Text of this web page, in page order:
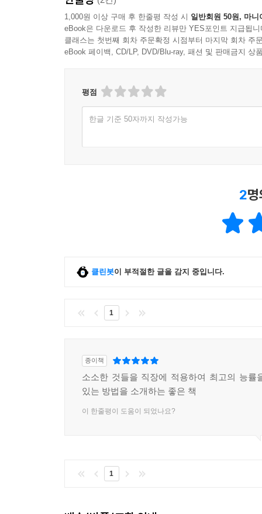
1,000원 이상 구매 후 한줄평 작성 시 일반회원 50원, 마니
eBook은 다운로드 후 작성한 리뷰만 YES포인트 지급됩니
클래스는 첫번째 회차 주문확정 시점부터 마지막 회차 주
eBook 페이백, CD/LP, DVD/Blu-ray, 패션 및 판매금지 상
평점
한글 기준 50자까지 작성가능
2
클린봇이 부적절한 글을 감지 중입니다.
1
종이책
소소한 것들을 직장에 적용하여 최고의 능률
있는 방법을 소개하는 좋은 책
이 한줄평이 도움이 되었나요?
1